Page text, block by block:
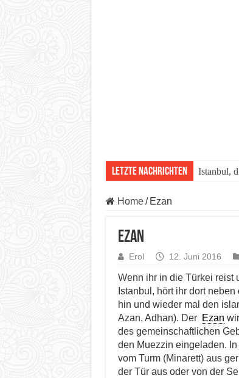
Letzte Nachrichten Istanbul,
Home / Ezan
Ezan
Erol 12. Juni 2016
Wenn ihr in die Türkei reist
Istanbul, hört ihr dort
hin und wieder mal den
Azan, Adhan). Der Ezan
des gemeinschaftlichen
den Muezzin eingeladen.
vom Turm (Minarett) aus
der Tür aus oder von der